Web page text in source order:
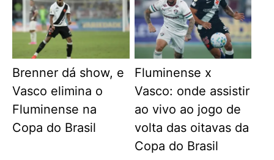
Brenner dá show, e
Vasco elimina o
Fluminense na
Copa do Brasil
Fluminense x
Vasco: onde assistir
ao vivo ao jogo de
volta das oitavas da
Copa do Brasil